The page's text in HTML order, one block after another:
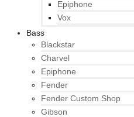
Epiphone
Vox
Bass
Blackstar
Charvel
Epiphone
Fender
Fender Custom Shop
Gibson